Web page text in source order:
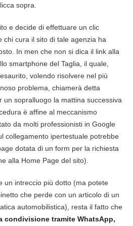
sopra.
e decide di effettuare un clic
chi cura il sito di tale agenzia ha
In men che non si dica il link alla
smartphone del Taglia, il quale,
volendo risolvere nel più
problema, chiamerà detta
un sopralluogo la mattina successiva
è affine al meccanismo
da molti professionisti in Google
collegamento ipertestuale potrebbe
dotata di un form per la richiesta
alla Home Page del sito).
un intreccio più dotto (ma potete
che perde con un articolo di un
automobilistica), resta il fatto che
condivisione tramite WhatsApp,